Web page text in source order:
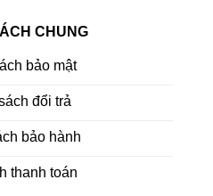
CHUNG
bảo mật
đổi trả
bảo hành
thanh toán